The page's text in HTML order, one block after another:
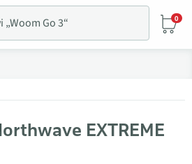
0
EXTREME